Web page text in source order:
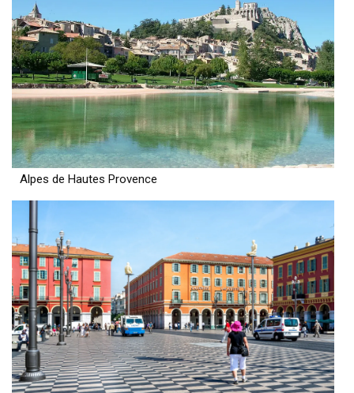
Alpes de Hautes Provence